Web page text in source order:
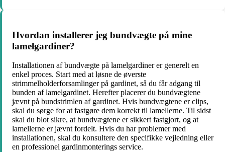
Hvordan installerer jeg bundvægte på mine
lamelgardiner?
Installationen af bundvægte på lamelgardiner er generelt en
enkel proces. Start med at løsne de øverste
strimmelholderforsamlinger på gardinet, så du får adgang til
bunden af lamelgardinet. Herefter placerer du bundvægtene
jævnt på bundstrimlen af gardinet. Hvis bundvægtene er clips,
skal du sørge for at fastgøre dem korrekt til lamellerne. Til sidst
skal du blot sikre, at bundvægtene er sikkert fastgjort, og at
lamellerne er jævnt fordelt. Hvis du har problemer med
installationen, skal du konsultere den specifikke vejledning eller
en professionel gardinmonterings service.